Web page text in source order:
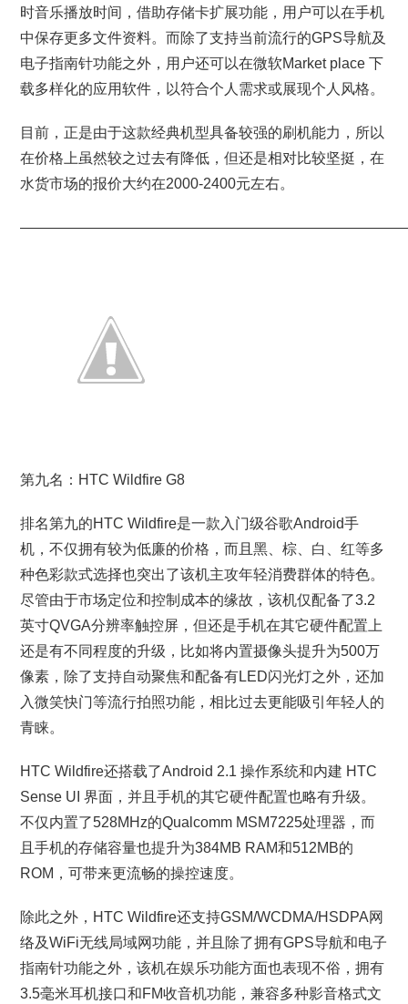
时音乐播放时间，借助存储卡扩展功能，用户可以在手机
中保存更多文件资料。而除了支持当前流行的GPS导航及
电子指南针功能之外，用户还可以在微软Market place 下
载多样化的应用软件，以符合个人需求或展现个人风格。
目前，正是由于这款经典机型具备较强的刷机能力，所以
在价格上虽然较之过去有降低，但还是相对比较坚挺，在
水货市场的报价大约在2000-2400元左右。
第九名：HTC Wildfire G8
排名第九的HTC Wildfire是一款入门级谷歌Android手
机，不仅拥有较为低廉的价格，而且黑、棕、白、红等多
种色彩款式选择也突出了该机主攻年轻消费群体的特色。
尽管由于市场定位和控制成本的缘故，该机仅配备了3.2
英寸QVGA分辨率触控屏，但还是手机在其它硬件配置上
还是有不同程度的升级，比如将内置摄像头提升为500万
像素，除了支持自动聚焦和配备有LED闪光灯之外，还加
入微笑快门等流行拍照功能，相比过去更能吸引年轻人的
青睐。
HTC Wildfire还搭载了Android 2.1 操作系统和内建 HTC
Sense UI 界面，并且手机的其它硬件配置也略有升级。
不仅内置了528MHz的Qualcomm MSM7225处理器，而
且手机的存储容量也提升为384MB RAM和512MB的
ROM，可带来更流畅的操控速度。
除此之外，HTC Wildfire还支持GSM/WCDMA/HSDPA网
络及WiFi无线局域网功能，并且除了拥有GPS导航和电子
指南针功能之外，该机在娱乐功能方面也表现不俗，拥有
3.5毫米耳机接口和FM收音机功能，兼容多种影音格式文